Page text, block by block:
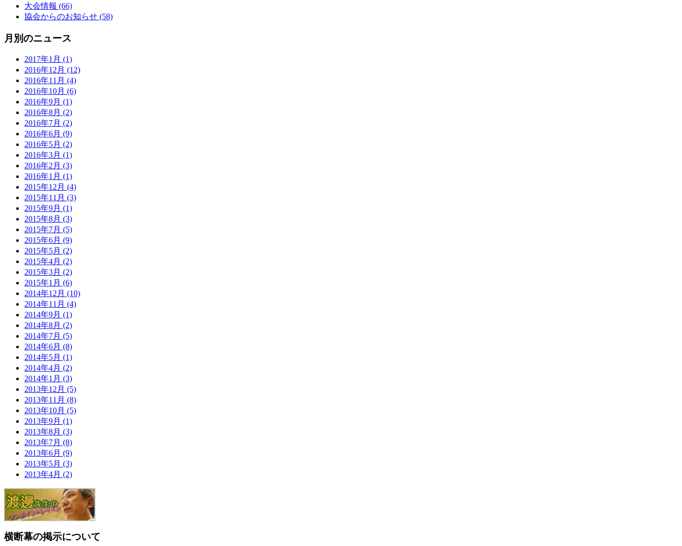
大会情報 (66)
協会からのお知らせ (58)
月別のニュース
2017年1月 (1)
2016年12月 (12)
2016年11月 (4)
2016年10月 (6)
2016年9月 (1)
2016年8月 (2)
2016年7月 (2)
2016年6月 (9)
2016年5月 (2)
2016年3月 (1)
2016年2月 (3)
2016年1月 (1)
2015年12月 (4)
2015年11月 (3)
2015年9月 (1)
2015年8月 (3)
2015年7月 (5)
2015年6月 (9)
2015年5月 (2)
2015年4月 (2)
2015年3月 (2)
2015年1月 (6)
2014年12月 (10)
2014年11月 (4)
2014年9月 (1)
2014年8月 (2)
2014年7月 (5)
2014年6月 (8)
2014年5月 (1)
2014年4月 (2)
2014年1月 (3)
2013年12月 (5)
2013年11月 (8)
2013年10月 (5)
2013年9月 (1)
2013年8月 (3)
2013年7月 (8)
2013年6月 (9)
2013年5月 (3)
2013年4月 (2)
横断幕の掲示について